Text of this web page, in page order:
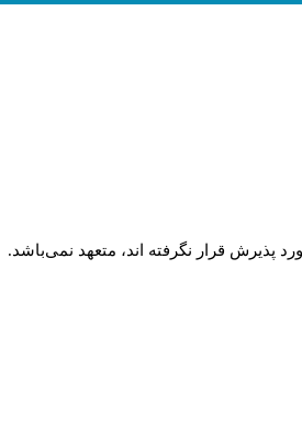
پذیرش قرار نگرفته اند، متعهد نمی‌باشد.